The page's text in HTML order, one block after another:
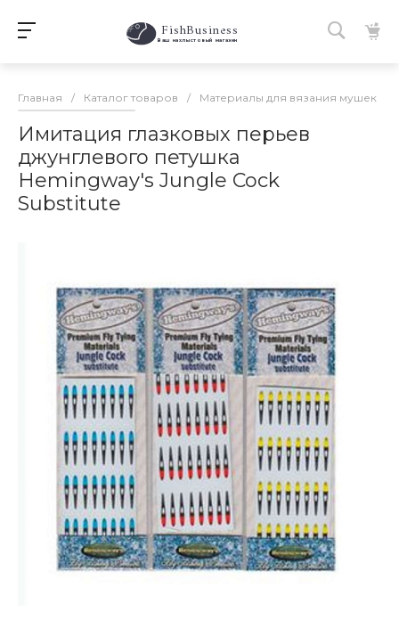
FishBusiness
Ваш нахлыстовый магазин
Главная / Каталог товаров / Материалы для вязания мушек
Имитация глазковых перьев
джунглевого петушка
Hemingway's Jungle Cock
Substitute